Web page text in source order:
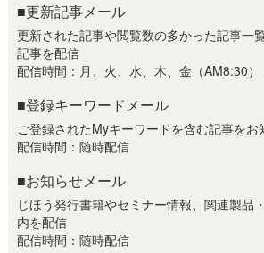
■更新記事メール
更新された記事や閲覧数の多かった記事一
記事を配信
配信時間：月、火、水、木、金（AM8:30）
■登録キーワードメール
ご登録されたMyキーワードを含む記事をお
配信時間：随時配信
■お知らせメール
じほう発行書籍やセミナー情報、関連製品
内を配信
配信時間：随時配信